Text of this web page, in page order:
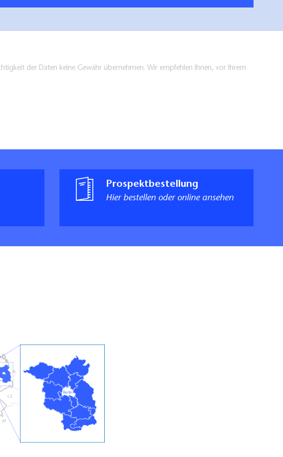
der Daten keine Gewähr übernehmen. Wir empfehlen Ihnen, vor Ihrem
Prospektbestellung
Hier bestellen oder online ansehen